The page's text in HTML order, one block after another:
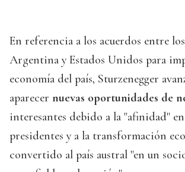
En referencia a los acuerdos entre
Argentina y Estados Unidos para
economía del país, Sturzenegger
aparecer nuevas oportunidades de
interesantes debido a la "afinidad"
presidentes y a la transformación
convertido al país austral "en un